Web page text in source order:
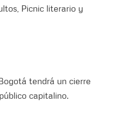
Picnic literario y
tendrá un cierre
capitalino.